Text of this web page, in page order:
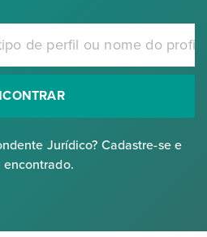
Jurídico? Cadastre-se e
encontrado.